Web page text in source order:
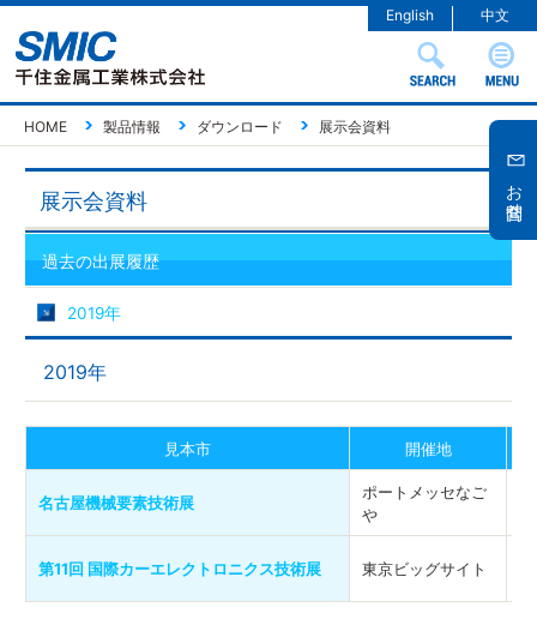
中文
English
HOME 製品情報 ダウンロード 展示会資料
展示会資料
過去の出展履歴
2019年
2019年
見本市 開催地
名古屋機械要素技術展
ポートメッセなご
や
第11回 国際カーエレクトロニクス技術展 東京ビッグサイト
お問合せ